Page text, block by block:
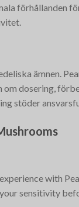
förhållanden
ämnen.
dosering,
stöder
with
sensitivity